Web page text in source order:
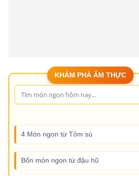
KHÁM PHÁ ẨM THỰC
4 Món ngon từ Tôm sú
Bốn món ngon từ đậu hũ